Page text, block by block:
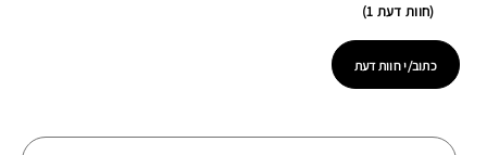
חוות דעת 1
כתוב/י חוות דעת